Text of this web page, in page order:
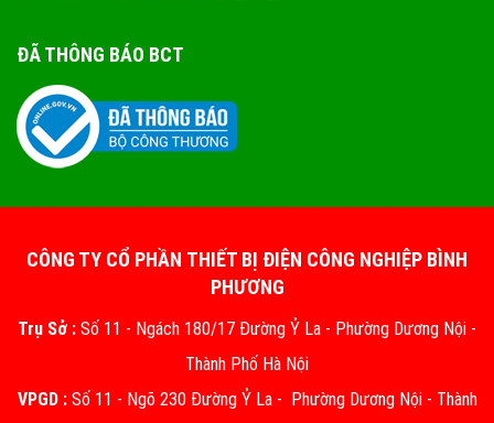
ĐÃ THÔNG BÁO BCT
CÔNG TY CỔ PHẦN THIẾT BỊ ĐIỆN CÔNG NGHIỆP BÌNH
PHƯƠNG
Trụ Sở : Số 11 - Ngách 180/17 Đường Ỷ La - Phường Dương Nội -
Thành Phố Hà Nội
VPGD :Số 11 - Ngõ 230 Đường Ỷ La - Phường Dương Nội - Thành